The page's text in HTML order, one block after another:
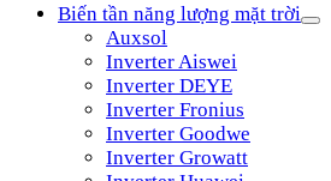
Biến tần năng lượng mặt trời
Auxsol
Inverter Aiswei
Inverter DEYE
Inverter Fronius
Inverter Goodwe
Inverter Growatt